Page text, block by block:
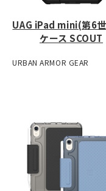
UAG iPad mini(第6
ケース SCOUT
URBAN ARMOR GEAR